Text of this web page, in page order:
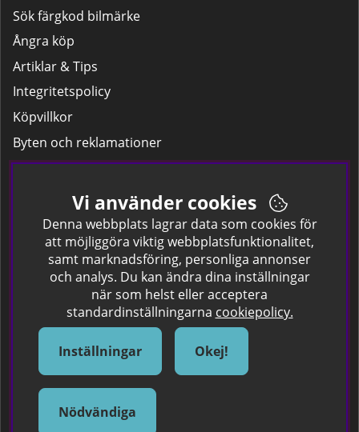
Sök färgkod bilmärke
Ångra köp
Artiklar & Tips
Integritetspolicy
Köpvillkor
Byten och reklamationer
Leverans
Hitta färgkoden på bilen.
Företagskund
Om oss
Om Spraycan
IKEA Färger
Sök Säkerhetsdatablad
Samarbete / Dyhrs Garage
Vi använder cookies
Denna webbplats lagrar data som cookies för
att möjliggöra viktig webbplatsfunktionalitet,
samt marknadsföring, personliga annonser
och analys. Du kan ändra dina inställningar
när som helst eller acceptera
standardinställningarna cookiepolicy.
Inställningar Okej!
Nödvändiga